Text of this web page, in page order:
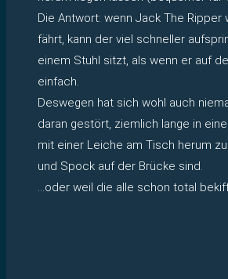
Die Antwort: wenn Jack The Ripper
fährt, kann der viel schneller
einem Stuhl sitzt, als wenn er auf
einfach.
Deswegen hat sich wohl auch
daran gestört, ziemlich lange in
mit einer Leiche am Tisch herum
und Spock auf der Brücke sind.
…oder weil die alle schon total